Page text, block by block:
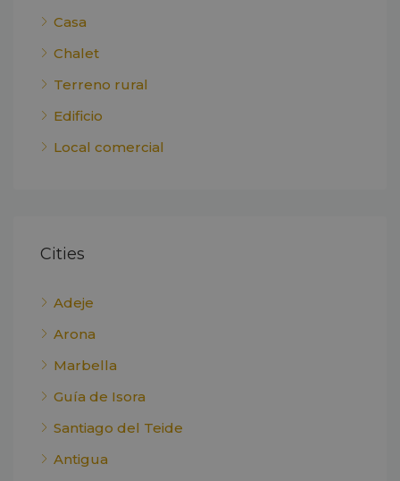
Casa
Chalet
Terreno rural
Edificio
Local comercial
Cities
Adeje
Arona
Marbella
Guía de Isora
Santiago del Teide
Antigua